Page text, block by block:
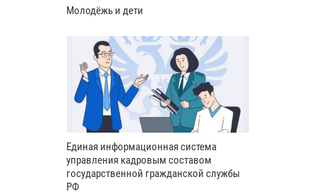
Молодёжь и дети
Единая информационная система
управления кадровым составом
государственной гражданской службы
РФ